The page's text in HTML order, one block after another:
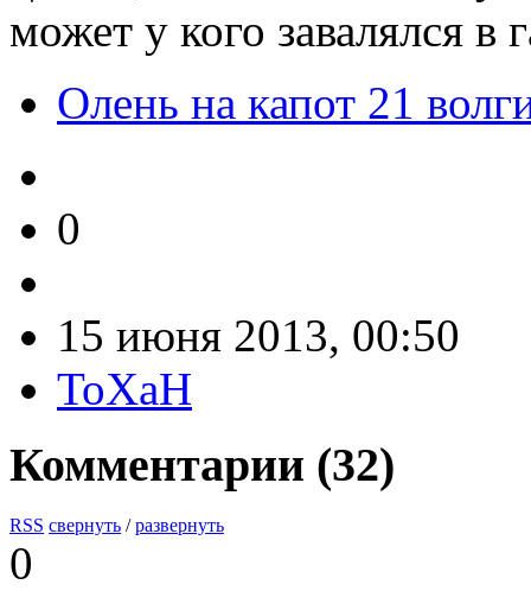
может у кого завалялся в
Олень на капот 21
0
15 июня 2013, 00:50
ToXaH
Комментарии (32)
RSS свернуть /развернуть
0